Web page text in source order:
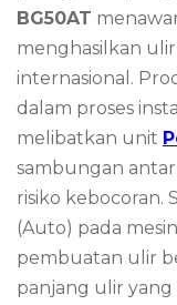
BG50AT
menghasilkan
internasional.
dalam proses
melibatkan unit
sambungan
risiko kebocoran.
(Auto) pada
pembuatan ulir
panjang ulir yang